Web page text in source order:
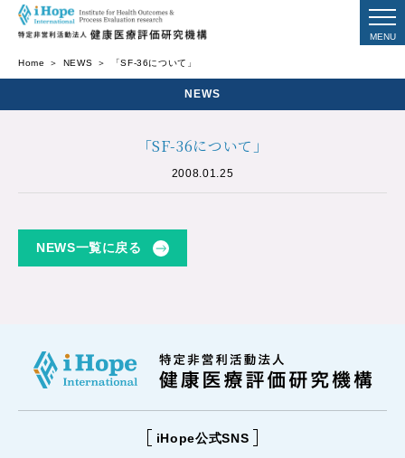
Home NEWS 「SF-36について」
NEWS
「SF-36について」
2008.01.25
NEWS一覧に戻る
iHope公式SNS